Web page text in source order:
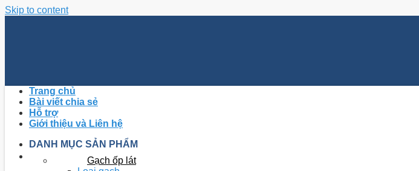
Skip to content
Trang chủ
Bài viết chia sẻ
Hỗ trợ
Giới thiệu và Liên hệ
DANH MỤC SẢN PHẨM
Gạch ốp lát